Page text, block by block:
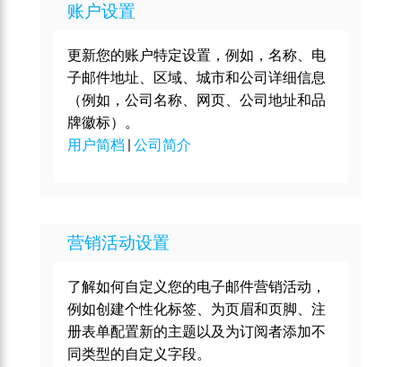
账户设置
更新您的账户特定设置，例如，名称、电
子邮件地址、区域、城市和公司详细信息
（例如，公司名称、网页、公司地址和品
牌徽标）。
用户简档 | 公司简介
营销活动设置
了解如何自定义您的电子邮件营销活动，
例如创建个性化标签、为页眉和页脚、注
册表单配置新的主题以及为订阅者添加不
同类型的自定义字段。